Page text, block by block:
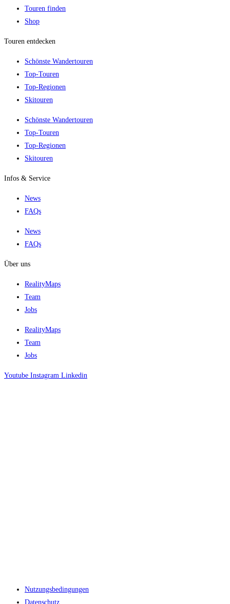
Touren finden
Shop
Touren entdecken
Schönste Wandertouren
Top-Touren
Top-Regionen
Skitouren
Schönste Wandertouren
Top-Touren
Top-Regionen
Skitouren
Infos & Service
News
FAQs
News
FAQs
Über uns
RealityMaps
Team
Jobs
RealityMaps
Team
Jobs
Youtube Instagram Linkedin
Nutzungsbedingungen
Datenschutz